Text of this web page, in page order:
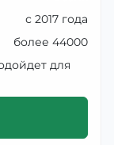
с 2017 года
более 44000
для